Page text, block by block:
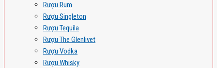
Rượu Rum
Rượu Singleton
Rượu Tequila
Rượu The Glenlivet
Rượu Vodka
Rượu Whisky